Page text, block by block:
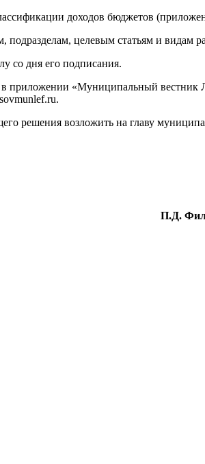
доходов бюджетов
подразделам, целевым статьям и
дня его подписания.
«Муниципальный вестник
решения возложить на главу
П.Д.